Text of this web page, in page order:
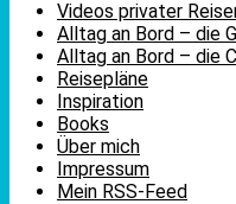
Videos privater
Alltag an Bord – die
Alltag an Bord – die
Reisepläne
Inspiration
Books
Über mich
Impressum
Mein RSS-Feed